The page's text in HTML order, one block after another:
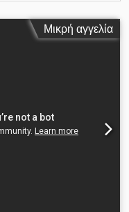
περιστροφής και
Ελαστικά 4x
LED φάροι 4x
πινακίδες
περισσότερες
Μικρή αγγελία